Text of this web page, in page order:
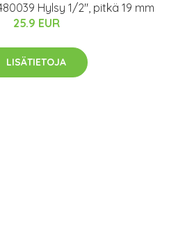
Hylsy 1/2", pitkä 19 mm
25.9 EUR
LISÄTIETOJA